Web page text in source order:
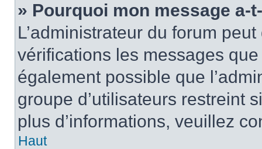
» Pourquoi mon message a-
L’administrateur du forum
vérifications les messages
également possible que
groupe d’utilisateurs restreint
plus d’informations, veuillez
Haut